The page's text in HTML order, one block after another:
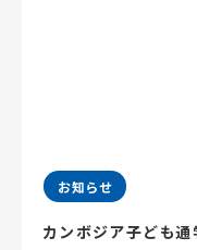
お知らせ
カンボジア子ども